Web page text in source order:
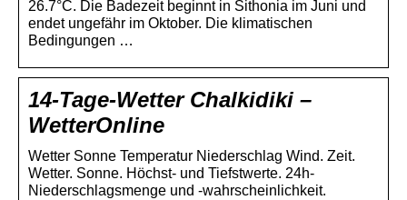
26.7°C. Die Badezeit beginnt in Sithonia im Juni und
endet ungefähr im Oktober. Die klimatischen
Bedingungen …
14-Tage-Wetter Chalkidiki –
WetterOnline
Wetter Sonne Temperatur Niederschlag Wind. Zeit.
Wetter. Sonne. Höchst- und Tiefstwerte. 24h-
Niederschlagsmenge und -wahrscheinlichkeit.